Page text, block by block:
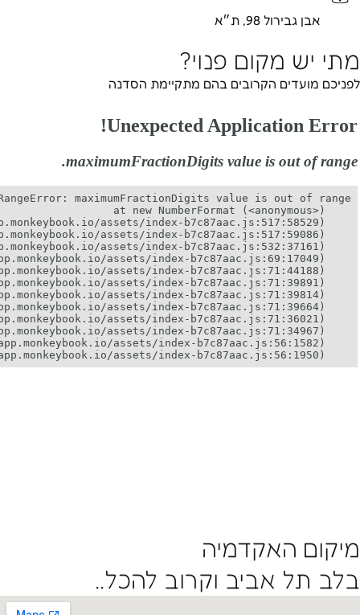
אבן גבירול 98, ת״א
מתי יש מקום פנוי?
לפניכם מועדים הקרובים בהם מתקיימת הסדנה
מיקום האקדמיה
בלב תל אביב וקרוב להכל..